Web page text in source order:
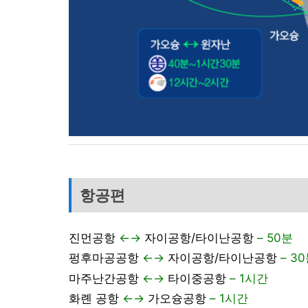
항공편
진먼공항 ←→ 자이공항/타이난공항 – 50분
펑후마공공항 ←→ 자이공항/타이난공항 – 30
마주난간공항 ←→ 타이중공항 – 1시간
화롄 공항 ←→ 가오슝공항 – 1시간